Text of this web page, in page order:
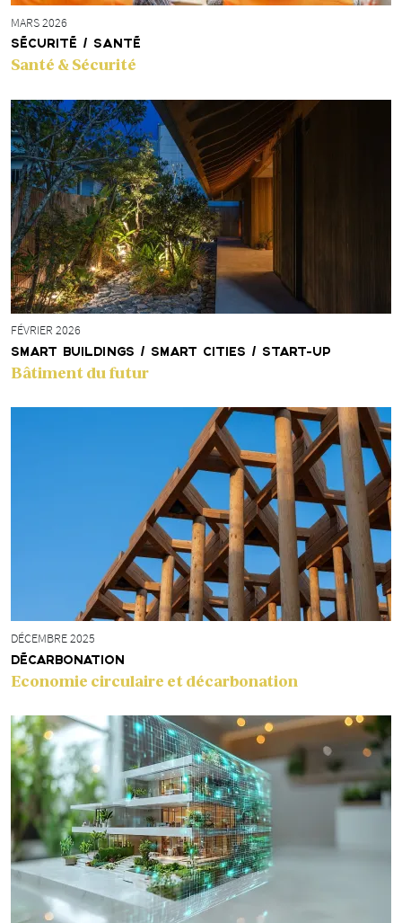
MARS 2026
SÉCURITÉ / SANTÉ
Santé & Sécurité
FÉVRIER 2026
SMART BUILDINGS / SMART CITIES / START-UP
Bâtiment du futur
DÉCEMBRE 2025
DÉCARBONATION
Economie circulaire et décarbonation